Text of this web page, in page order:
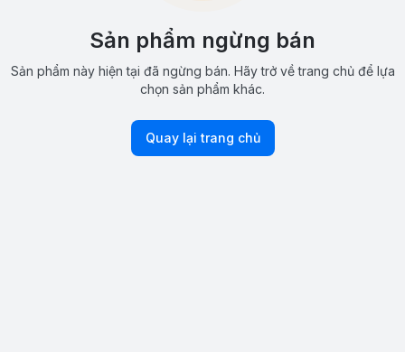
Sản phẩm ngừng bán
Sản phẩm này hiện tại đã ngừng bán. Hãy trở về trang chủ để lựa
chọn sản phẩm khác.
Quay lại trang chủ